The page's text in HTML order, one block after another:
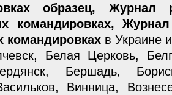
образец, Журнал
командировках,
командировках в Украине
Белая Церковь,
Бершадь,
Винница,